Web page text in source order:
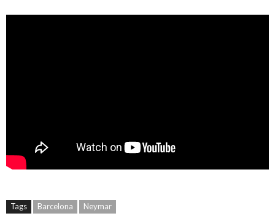
Tags Barcelona Neymar